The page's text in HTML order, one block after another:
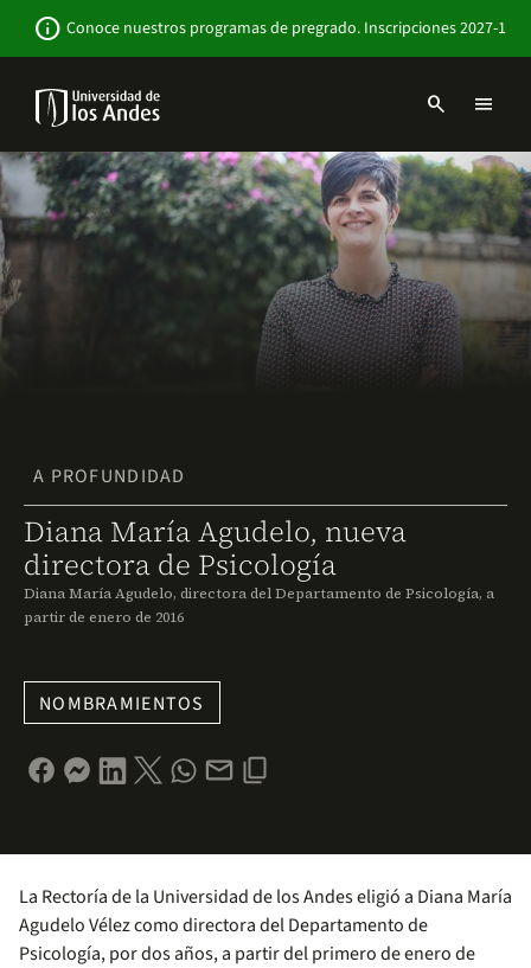
contenido
info Conoce nuestros programas de pregrado. Inscripciones 2027-1
Navbar
-
Sitio
Institucional
search menu
A PROFUNDIDAD
Diana María Agudelo, nueva
directora de Psicología
Diana María Agudelo, directora del Departamento de Psicología, a
partir de enero de 2016
NOMBRAMIENTOS
La Rectoría de la Universidad de los Andes eligió a Diana María
Agudelo Vélez como directora del Departamento de
Psicología, por dos años, a partir del primero de enero de